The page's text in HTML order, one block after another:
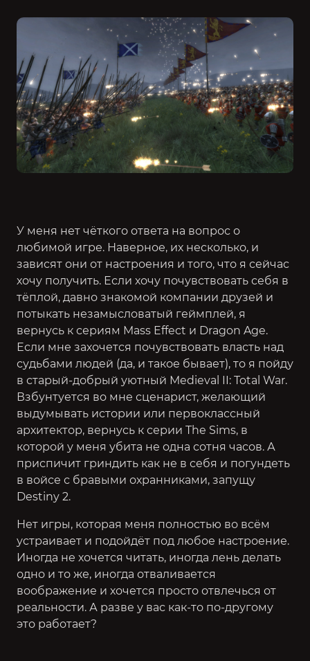
У меня нет чёткого ответа на вопрос о
любимой игре. Наверное, их несколько, и
зависят они от настроения и того, что я сейчас
хочу получить. Если хочу почувствовать себя в
тёплой, давно знакомой компании друзей и
потыкать незамысловатый геймплей, я
вернусь к сериям Mass Effect и Dragon Age.
Если мне захочется почувствовать власть над
судьбами людей (да, и такое бывает), то я пойду
в старый-добрый уютный Medieval II: Total War.
Взбунтуется во мне сценарист, желающий
выдумывать истории или первоклассный
архитектор, вернусь к серии The Sims, в
которой у меня убита не одна сотня часов. А
приспичит гриндить как не в себя и погундеть
в войсе с бравыми охранниками, запущу
Destiny 2.
Нет игры, которая меня полностью во всём
устраивает и подойдёт под любое настроение.
Иногда не хочется читать, иногда лень делать
одно и то же, иногда отваливается
воображение и хочется просто отвлечься от
реальности. А разве у вас как-то по-другому
это работает?